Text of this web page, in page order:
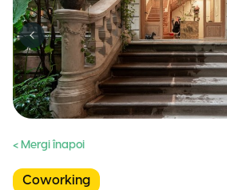
Previous slide
< Mergi înapoi
Coworking